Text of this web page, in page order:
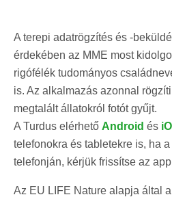
A terepi adatrögzítés és -
érdekében az MME most
rigófélék tudományos
is. Az alkalmazás azonnal
megtalált állatokról fotót gyűjt.
A Turdus elérhető Android és
telefonokra és tabletekre is, ha
telefonján, kérjük frissítse az
Az EU LIFE Nature alapja által a